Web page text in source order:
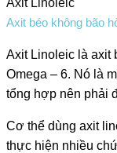
Axit béo không bão
Axit Linoleic là axit
Omega – 6. Nó là
tổng hợp nên phải
Cơ thể dùng axit
thực hiện nhiều